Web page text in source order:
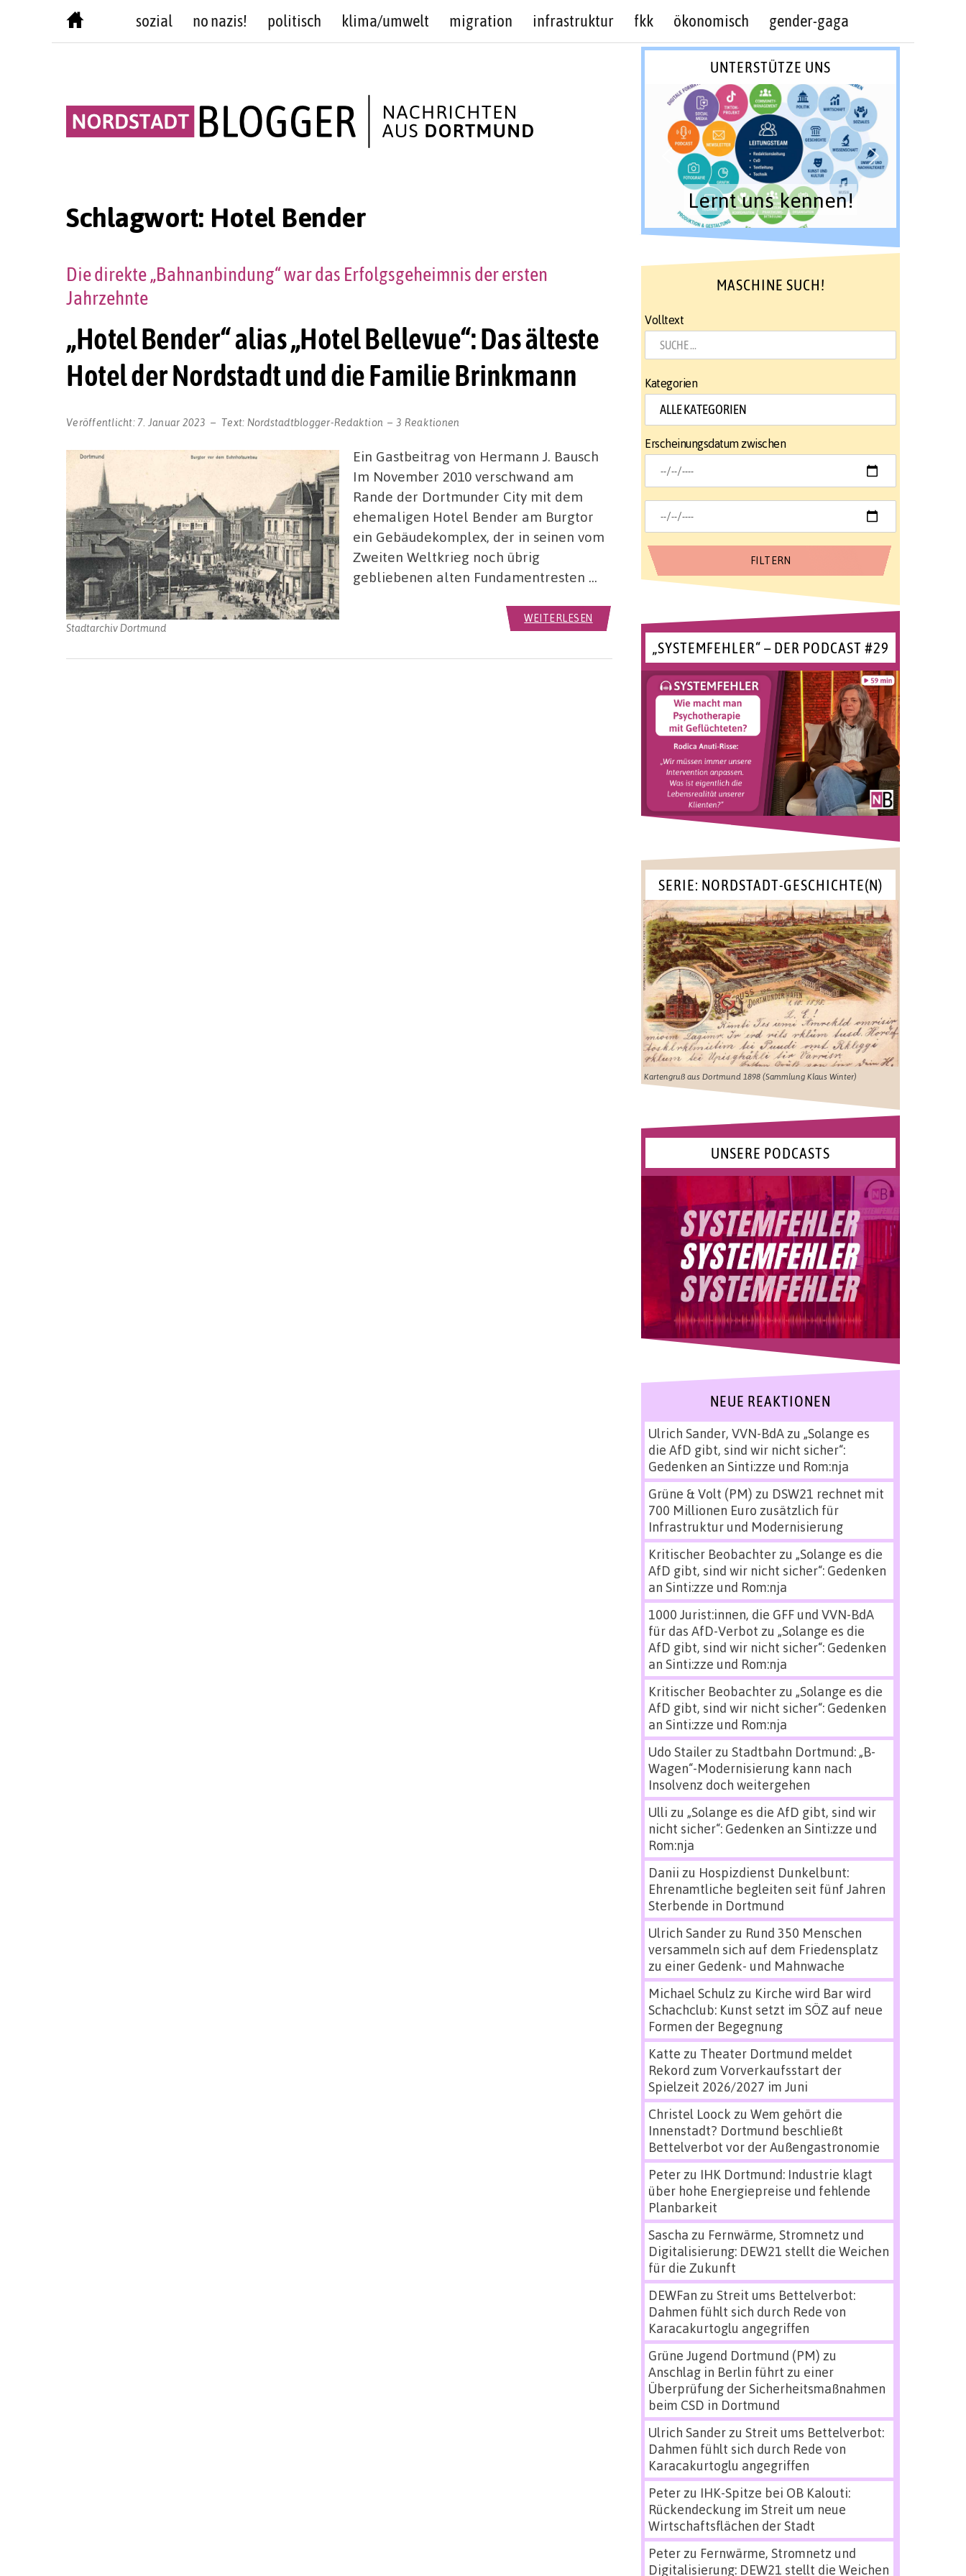
sozial no nazis! politisch klima/umwelt migration infrastruktur fkk ökonomisch gender-gaga
Schlagwort: Hotel Bender
„Hotel Bender“ alias „Hotel Bellevue“: Das älteste
Hotel der Nordstadt und die Familie Brinkmann
Die direkte „Bahnanbindung“ war das Erfolgsgeheimnis der ersten
Jahrzehnte
Veröffentlicht: 7. Januar 2023 Text: Nordstadtblogger-Redaktion 3 Reaktionen
Stadtarchiv Dortmund
Ein Gastbeitrag von Hermann J. Bausch
Im November 2010 verschwand am
Rande der Dortmunder City mit dem
ehemaligen Hotel Bender am Burgtor
ein Gebäudekomplex, der in seinen vom
Zweiten Weltkrieg noch übrig
gebliebenen alten Fundamentresten …
WEITERLESEN
UNTERSTÜTZE UNS
Lernt uns kennen!
MASCHINE SUCH!
Volltext
Kategorien
Erscheinungsdatum zwischen
„SYSTEMFEHLER“ – DER PODCAST #29
SERIE: NORDSTADT-GESCHICHTE(N)
Kartengruß aus Dortmund 1898 (Sammlung Klaus Winter)
UNSERE PODCASTS
NEUE REAKTIONEN
Ulrich Sander, VVN-BdAzu „Solange es
die AfD gibt, sind wir nicht sicher“:
Gedenken an Sinti:zze und Rom:nja
Grüne & Volt (PM) zu DSW21 rechnet mit
700 Millionen Euro zusätzlich für
Infrastruktur und Modernisierung
Kritischer Beobachterzu „Solange es die
AfD gibt, sind wir nicht sicher“: Gedenken
an Sinti:zze und Rom:nja
1000 Jurist:innen, die GFF und VVN-BdA
für das AfD-Verbot zu „Solange es die
AfD gibt, sind wir nicht sicher“: Gedenken
an Sinti:zze und Rom:nja
Kritischer Beobachterzu „Solange es die
AfD gibt, sind wir nicht sicher“: Gedenken
an Sinti:zze und Rom:nja
Udo Stailerzu Stadtbahn Dortmund: „B-
Wagen“-Modernisierung kann nach
Insolvenz doch weitergehen
Ulli zu „Solange es die AfD gibt, sind wir
nicht sicher“: Gedenken an Sinti:zze und
Rom:nja
Danii zu Hospizdienst Dunkelbunt:
Ehrenamtliche begleiten seit fünf Jahren
Sterbende in Dortmund
Ulrich Sanderzu Rund 350 Menschen
versammeln sich auf dem Friedensplatz
zu einer Gedenk- und Mahnwache
Michael Schulz zu Kirche wird Bar wird
Schachclub: Kunst setzt im SÖZ auf neue
Formen der Begegnung
Katte zu Theater Dortmund meldet
Rekord zum Vorverkaufsstart der
Spielzeit 2026/2027 im Juni
Christel Loock zu Wem gehört die
Innenstadt? Dortmund beschließt
Bettelverbot vor der Außengastronomie
Peterzu IHK Dortmund: Industrie klagt
über hohe Energiepreise und fehlende
Planbarkeit
Sascha zu Fernwärme, Stromnetz und
Digitalisierung: DEW21 stellt die Weichen
für die Zukunft
DEWFan zu Streit ums Bettelverbot:
Dahmen fühlt sich durch Rede von
Karacakurtoglu angegriffen
Grüne Jugend Dortmund (PM) zu
Anschlag in Berlin führt zu einer
Überprüfung der Sicherheitsmaßnahmen
beim CSD in Dortmund
Ulrich Sanderzu Streit ums Bettelverbot:
Dahmen fühlt sich durch Rede von
Karacakurtoglu angegriffen
Peterzu IHK-Spitze bei OB Kalouti:
Rückendeckung im Streit um neue
Wirtschaftsflächen der Stadt
Peterzu Fernwärme, Stromnetz und
Digitalisierung: DEW21 stellt die Weichen